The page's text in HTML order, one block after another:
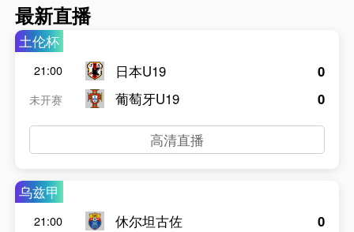
最新直播
土伦杯
21:00
未开赛
日本U19
葡萄牙U19
0
0
高清直播
乌兹甲
21:00
休尔坦古佐
0